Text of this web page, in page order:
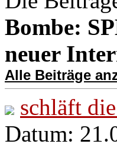
Bombe:
neuer
Alle Beiträge
schläft
Datum: